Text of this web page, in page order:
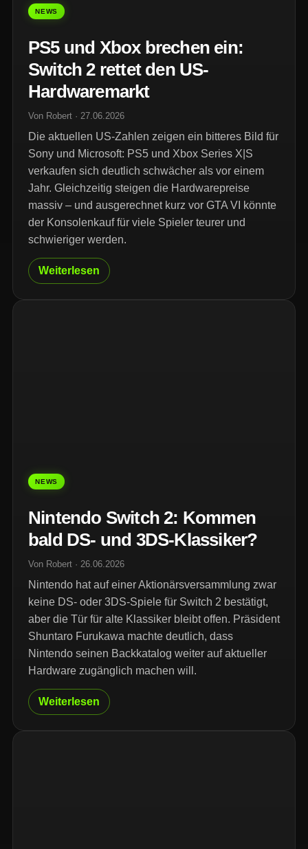
NEWS
PS5 und Xbox brechen ein:
Switch 2 rettet den US-
Hardwaremarkt
Von Robert · 27.06.2026
Die aktuellen US-Zahlen zeigen ein bitteres Bild für
Sony und Microsoft: PS5 und Xbox Series X|S
verkaufen sich deutlich schwächer als vor einem
Jahr. Gleichzeitig steigen die Hardwarepreise
massiv – und ausgerechnet kurz vor GTA VI könnte
der Konsolenkauf für viele Spieler teurer und
schwieriger werden.
Weiterlesen
NEWS
Nintendo Switch 2: Kommen
bald DS- und 3DS-Klassiker?
Von Robert · 26.06.2026
Nintendo hat auf einer Aktionärsversammlung zwar
keine DS- oder 3DS-Spiele für Switch 2 bestätigt,
aber die Tür für alte Klassiker bleibt offen. Präsident
Shuntaro Furukawa machte deutlich, dass
Nintendo seinen Backkatalog weiter auf aktueller
Hardware zugänglich machen will.
Weiterlesen